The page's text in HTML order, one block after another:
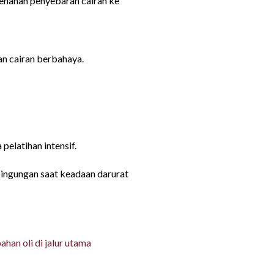
cairan berbahaya.
pelatihan intensif.
saat keadaan darurat
oli di jalur utama